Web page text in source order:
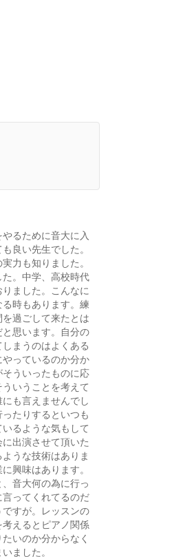
るために音大に入
良い先生でした。
力も知りました。
。中学、高校時代
ました。こんなに
時もあります。練
過ごして来たとは
思います。自分の
まうのはよくある
っているのか分か
ういったものに応
いうことを考えて
も言えませんでし
たりするといつも
るような気もして
出演させて頂いた
うな技術はありま
興味はあります。
音大何の為に行っ
ってくれてるのだ
すが。レッスンの
えるとピアノ関係
いのか分からなく
ました。